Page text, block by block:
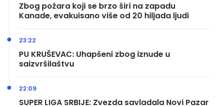
Zbog požara koji se brzo širi na zapadu
Kanade, evakuisano više od 20 hiljada ljudi
PU KRUŠEVAC: Uhapšeni zbog iznude u
saizvršilaštvu
23:22
SUPER LIGA SRBIJE: Zvezda savladala Novi Pazar
22:09